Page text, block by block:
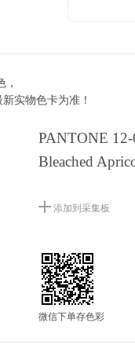
实物色卡为准！
PANTONE
Bleached
添加到采集板
微信下单存色彩